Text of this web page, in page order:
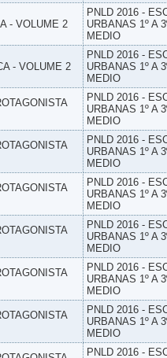
- VOLUME 2
PNLD 2016 -
URBANAS 1º A
MEDIO
- VOLUME 2
PNLD 2016 -
URBANAS 1º A
MEDIO
PNLD 2016 -
URBANAS 1º A
MEDIO
PNLD 2016 -
URBANAS 1º A
MEDIO
PNLD 2016 -
URBANAS 1º A
MEDIO
PNLD 2016 -
URBANAS 1º A
MEDIO
PNLD 2016 -
URBANAS 1º A
MEDIO
PNLD 2016 -
URBANAS 1º A
MEDIO
PNLD 2016 -